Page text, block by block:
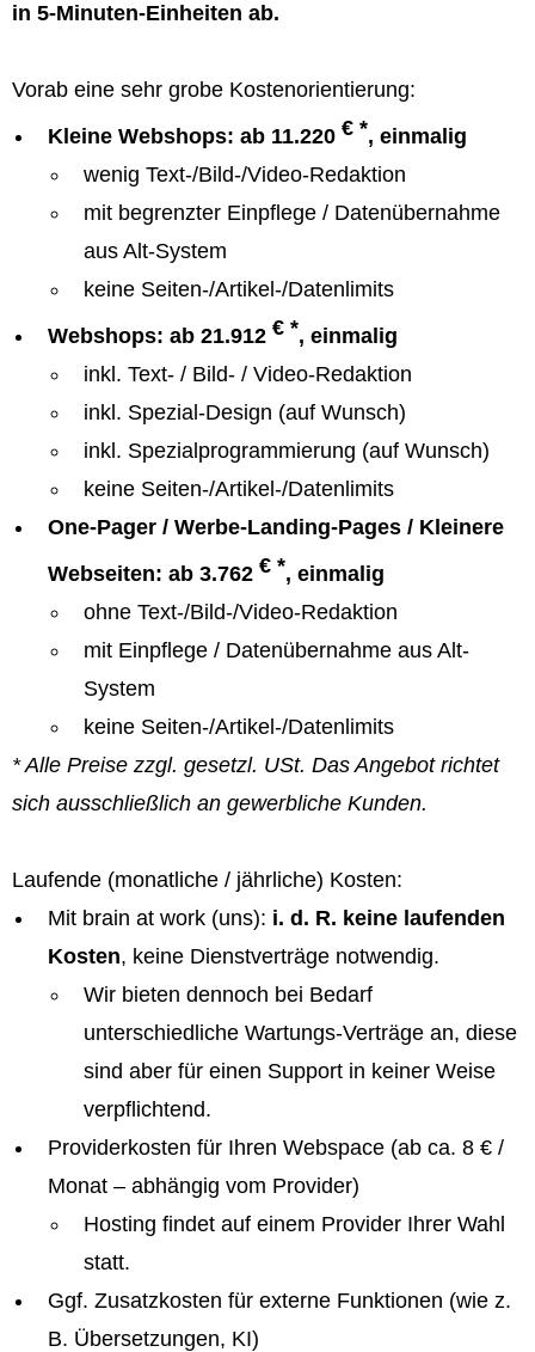
in 5-Minuten-Einheiten ab.
Vorab eine sehr grobe Kostenorientierung:
Kleine Webshops: ab 11.220 € *, einmalig
wenig Text-/Bild-/Video-Redaktion
mit begrenzter Einpflege / Datenübernahme
aus Alt-System
keine Seiten-/Artikel-/Datenlimits
Webshops: ab 21.912 € *, einmalig
inkl. Text- / Bild- / Video-Redaktion
inkl. Spezial-Design (auf Wunsch)
inkl. Spezialprogrammierung (auf Wunsch)
keine Seiten-/Artikel-/Datenlimits
One-Pager / Werbe-Landing-Pages / Kleinere
Webseiten: ab 3.762 € *, einmalig
ohne Text-/Bild-/Video-Redaktion
mit Einpflege / Datenübernahme aus Alt-
System
keine Seiten-/Artikel-/Datenlimits
* Alle Preise zzgl. gesetzl. USt. Das Angebot richtet
sich ausschließlich an gewerbliche Kunden.
Laufende (monatliche / jährliche) Kosten:
Mit brain at work (uns): i. d. R. keine laufenden
Kosten, keine Dienstverträge notwendig.
Wir bieten dennoch bei Bedarf
unterschiedliche Wartungs-Verträge an, diese
sind aber für einen Support in keiner Weise
verpflichtend.
Providerkosten für Ihren Webspace (ab ca. 8 € /
Monat – abhängig vom Provider)
Hosting findet auf einem Provider Ihrer Wahl
statt.
Ggf. Zusatzkosten für externe Funktionen (wie z.
B. Übersetzungen, KI)